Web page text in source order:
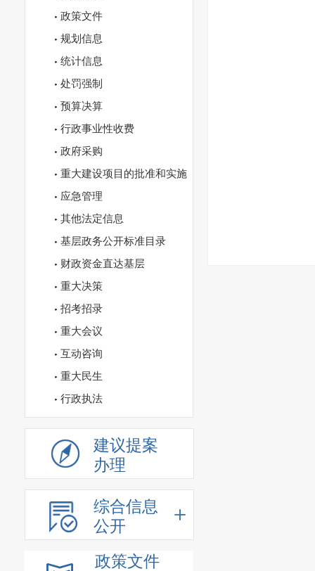
政策文件
规划信息
统计信息
处罚强制
预算决算
行政事业性收费
政府采购
重大建设项目的批准和实施
应急管理
其他法定信息
基层政务公开标准目录
财政资金直达基层
重大决策
招考招录
重大会议
互动咨询
重大民生
行政执法
建议提案
办理
综合信息
公开
政策文件